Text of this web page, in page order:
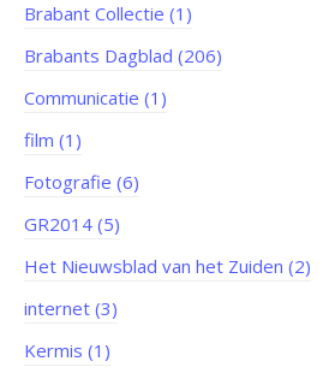
Brabant Collectie (1)
Brabants Dagblad (206)
Communicatie (1)
film (1)
Fotografie (6)
GR2014 (5)
Het Nieuwsblad van het Zuiden (2)
internet (3)
Kermis (1)